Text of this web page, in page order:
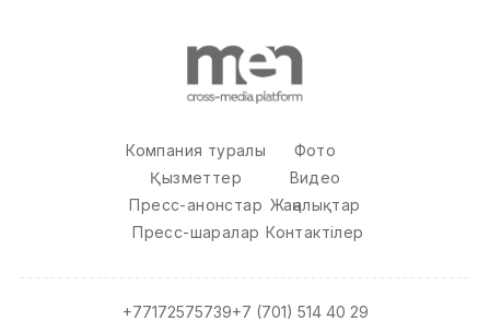
Компания туралы
Қызметтер
Пресс-анонстар
Пресс-шаралар
Фото
Видео
Жаңалықтар
Контактілер
+77172575739+7 (701) 514 40 29